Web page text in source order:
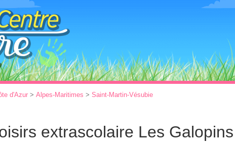
d'Azur > Alpes-Maritimes > Saint-Martin-Vésubie
extrascolaire Les Galopins